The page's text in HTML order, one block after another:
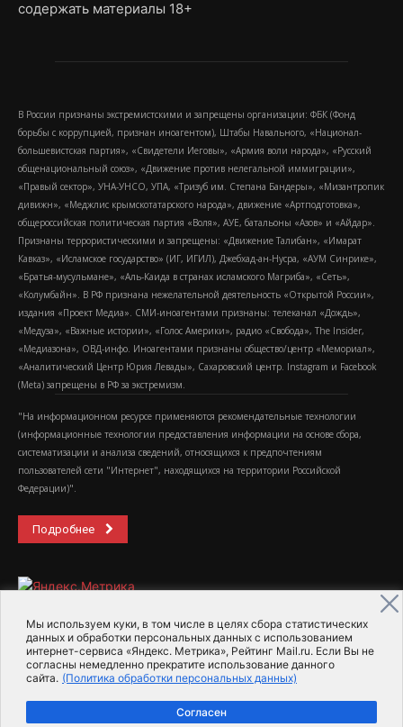
Мы используем куки, в том числе в целях сбора статистических
данных и обработки персональных данных с использованием
интернет-сервиса «Яндекс. Метрика», Рейтинг Mail.ru. Если Вы не
согласны немедленно прекратите использование данного
сайта. (Политика обработки персональных данных)
Согласен
содержать материалы 18+
В России признаны экстремистскими и запрещены организации: ФБК (Фонд
борьбы с коррупцией, признан иноагентом), Штабы Навального, «Национал-
большевистская партия», «Свидетели Иеговы», «Армия воли народа», «Русский
общенациональный союз», «Движение против нелегальной иммиграции»,
«Правый сектор», УНА-УНСО, УПА, «Тризуб им. Степана Бандеры», «Мизантропик
дивижн», «Меджлис крымскотатарского народа», движение «Артподготовка»,
общероссийская политическая партия «Воля», АУЕ, батальоны «Азов» и «Айдар».
Признаны террористическими и запрещены: «Движение Талибан», «Имарат
Кавказ», «Исламское государство» (ИГ, ИГИЛ), Джебхад-ан-Нусра, «АУМ Синрике»,
«Братья-мусульмане», «Аль-Каида в странах исламского Магриба», «Сеть»,
«Колумбайн». В РФ признана нежелательной деятельность «Открытой России»,
издания «Проект Медиа». СМИ-иноагентами признаны: телеканал «Дождь»,
«Медуза», «Важные истории», «Голос Америки», радио «Свобода», The Insider,
«Медиазона», ОВД-инфо. Иноагентами признаны общество/центр «Мемориал»,
«Аналитический Центр Юрия Левады», Сахаровский центр. Instagram и Facebook
(Metа) запрещены в РФ за экстремизм.
"На информационном ресурсе применяются рекомендательные технологии
(информационные технологии предоставления информации на основе сбора,
систематизации и анализа сведений, относящихся к предпочтениям
пользователей сети "Интернет", находящихся на территории Российской
Федерации)".
Подробнее
2015-2026- Информационное агентство МедиаПоток
Для справки Об издании
Пользовательское соглашение
Политика обработки персональных данных